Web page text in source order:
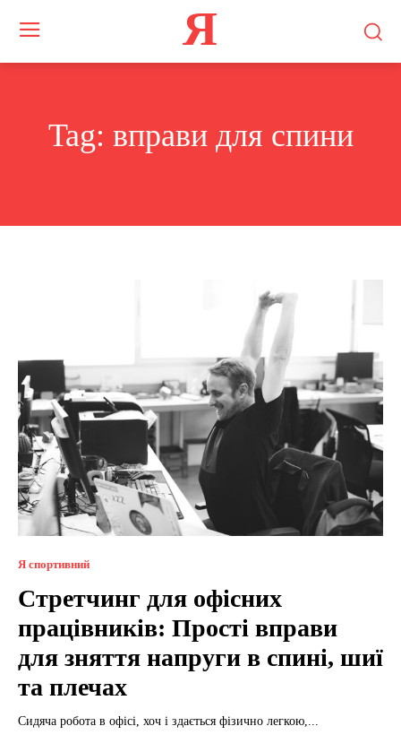
Я
Tag: вправи для спини
Я спортивний
Стретчинг для офісних
працівників: Прості вправи
для зняття напруги в спині, шиї
та плечах
Сидяча робота в офісі, хоч і здається фізично легкою,...